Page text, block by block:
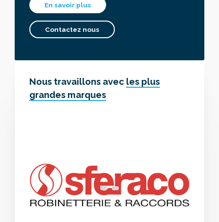
En savoir plus
Contactez nous
Nous travaillons avec les plus
grandes marques